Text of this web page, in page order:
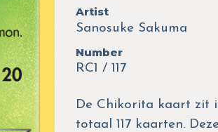
Artist
Sanosuke Sakuma
Number
RC1 / 117
De Chikorita kaart zit
totaal 117 kaarten.